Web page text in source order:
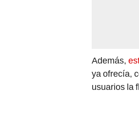
Además,
ya ofrecía,
usuarios la